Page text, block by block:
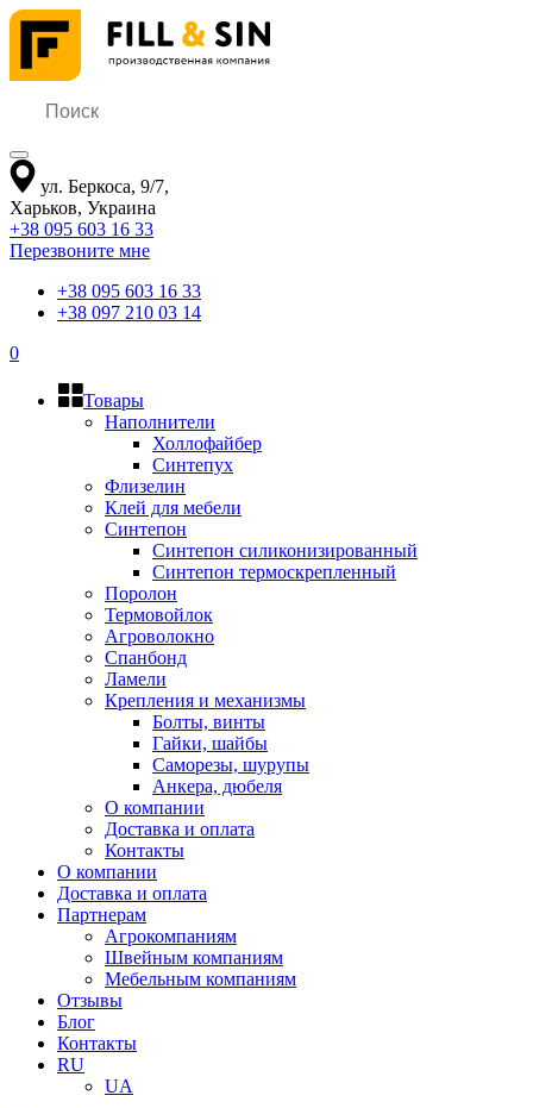
ул. Беркоса, 9/7,
Харьков, Украина
+38 095 603 16 33
Перезвоните мне
+38 095 603 16 33
+38 097 210 03 14
0
Товары
Наполнители
Холлофайбер
Синтепух
Флизелин
Клей для мебели
Синтепон
Синтепон силиконизированный
Синтепон термоскрепленный
Поролон
Термовойлок
Агроволокно
Спанбонд
Ламели
Крепления и механизмы
Болты, винты
Гайки, шайбы
Саморезы, шурупы
Анкера, дюбеля
О компании
Доставка и оплата
Контакты
О компании
Доставка и оплата
Партнерам
Агрокомпаниям
Швейным компаниям
Мебельным компаниям
Отзывы
Блог
Контакты
RU
UA